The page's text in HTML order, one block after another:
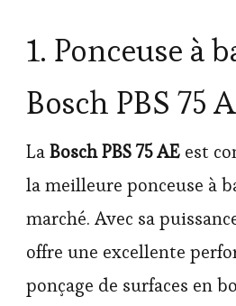
1. Ponceuse à
Bosch PBS 75
LaBosch PBS 75 AE est
la meilleure ponceuse à
marché. Avec sa
offre une excellente
ponçage de surfaces en